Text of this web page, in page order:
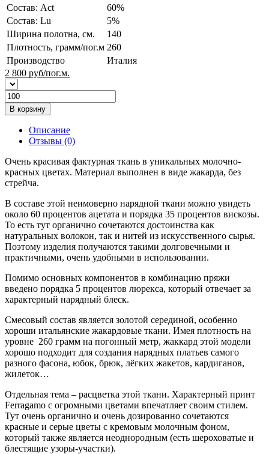
Состав: Act
60%
Состав: Lu
5%
Ширина полотна, см.
140
Плотность, грамм/пог.м 260
Производство
Италия
2 800 руб/пог.м.
В корзину
Описание
Отзывы (0)
Очень красивая фактурная ткань в уникальных молочно-
красных цветах. Материал выполнен в виде жакарда, без
стрейча.
В составе этой неимоверно нарядной ткани можно увидеть
около 60 процентов ацетата и порядка 35 процентов вискозы.
То есть тут органично сочетаются достоинства как
натуральных волокон, так и нитей из искусственного сырья.
Поэтому изделия получаются такими долговечными и
практичными, очень удобными в использовании.
Помимо основных компонентов в комбинацию пряжи
введено порядка 5 процентов люрекса, который отвечает за
характерный нарядный блеск.
Смесовый состав является золотой серединой, особенно
хороши итальянские жакардовые ткани. Имея плотность на
уровне 260 грамм на погонный метр, жаккард этой модели
хорошо подходит для создания нарядных платьев самого
разного фасона, юбок, брюк, лёгких жакетов, кардиганов,
жилеток…
Отдельная тема – расцветка этой ткани. Характерный принт
Ferragamo с огромными цветами впечатляет своим стилем.
Тут очень органично и очень дозированно сочетаются
красные и серые цветы с кремовым молочным фоном,
который также является неоднородным (есть шероховатые и
блестящие узоры-участки).